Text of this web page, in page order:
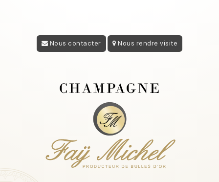
Nous contacter Nous rendre visite